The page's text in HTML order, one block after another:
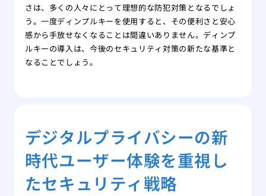
さは、多くの人々にとって理想的な防犯対策となるでしょ
う。一度ディンプルキーを使用すると、その便利さと安心
感から手放せなくなることは間違いありません。ディンプ
ルキーの導入は、今後のセキュリティ対策の新たな基準と
なることでしょう。
デジタルプライバシーの新
時代ユーザー体験を重視し
たセキュリティ戦略